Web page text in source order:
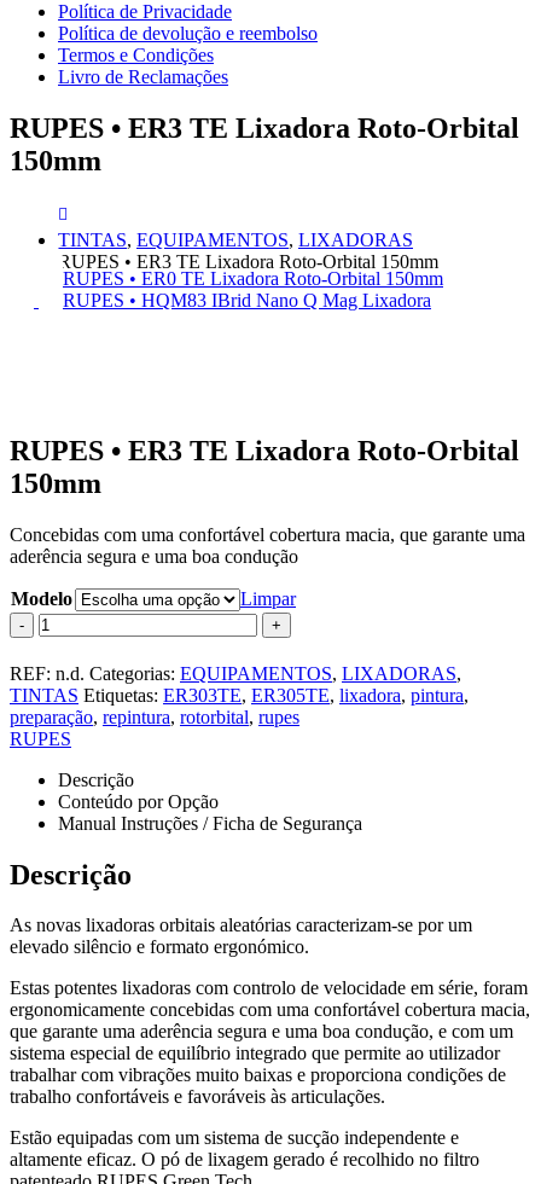
Política de Privacidade
Política de devolução e reembolso
Termos e Condições
Livro de Reclamações
RUPES • ER3 TE Lixadora Roto-Orbital
150mm
TINTAS, EQUIPAMENTOS, LIXADORAS
RUPES • ER3 TE Lixadora Roto-Orbital 150mm
RUPES • ER0 TE Lixadora Roto-Orbital 150mm
RUPES • HQM83 IBrid Nano Q Mag Lixadora
RUPES • ER3 TE Lixadora Roto-Orbital
150mm
Concebidas com uma confortável cobertura macia, que garante uma
aderência segura e uma boa condução
Modelo Limpar
- +
REF: n.d. Categorias: EQUIPAMENTOS, LIXADORAS,
TINTAS Etiquetas: ER303TE, ER305TE, lixadora, pintura,
preparação, repintura, rotorbital, rupes
RUPES
Descrição
Conteúdo por Opção
Manual Instruções / Ficha de Segurança
Descrição
As novas lixadoras orbitais aleatórias caracterizam-se por um
elevado silêncio e formato ergonómico.
Estas potentes lixadoras com controlo de velocidade em série, foram
ergonomicamente concebidas com uma confortável cobertura macia,
que garante uma aderência segura e uma boa condução, e com um
sistema especial de equilíbrio integrado que permite ao utilizador
trabalhar com vibrações muito baixas e proporciona condições de
trabalho confortáveis ​​​​e favoráveis ​​​​às articulações.
Estão equipadas com um sistema de sucção independente e
altamente eficaz. O pó de lixagem gerado é recolhido no filtro